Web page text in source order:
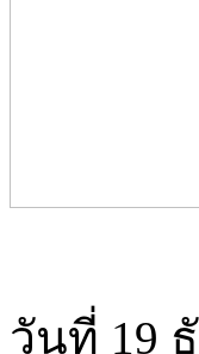
วันที่ 19